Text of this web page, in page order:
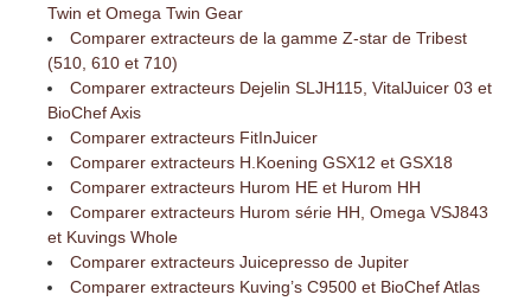
Twin et Omega Twin Gear
Comparer extracteurs de la gamme Z-star de Tribest
(510, 610 et 710)
Comparer extracteurs Dejelin SLJH115, VitalJuicer 03 et
BioChef Axis
Comparer extracteurs FitInJuicer
Comparer extracteurs H.Koening GSX12 et GSX18
Comparer extracteurs Hurom HE et Hurom HH
Comparer extracteurs Hurom série HH, Omega VSJ843
et Kuvings Whole
Comparer extracteurs Juicepresso de Jupiter
Comparer extracteurs Kuving’s C9500 et BioChef Atlas